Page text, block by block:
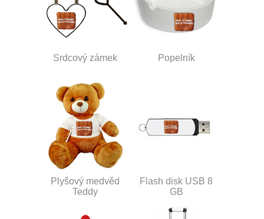
Srdcový zámek Popelník
Plyšový medvěd
Teddy
Flash disk USB 8
GB